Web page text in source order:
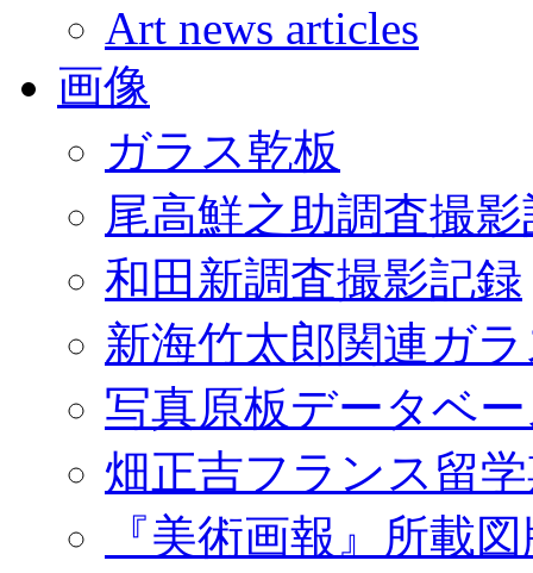
Art news articles
画像
ガラス乾板
尾高鮮之助調査撮
和田新調査撮影記録
新海竹太郎関連ガ
写真原板データベ
畑正吉フランス留
『美術画報』所載